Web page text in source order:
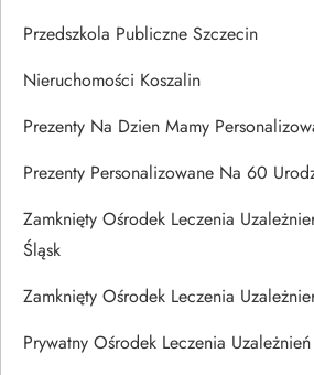
Przedszkola Publiczne Szczecin
Nieruchomości Koszalin
Prezenty Na Dzien Mamy
Prezenty Personalizowane Na 60
Zamknięty Ośrodek Leczenia
Śląsk
Zamknięty Ośrodek Leczenia
Prywatny Ośrodek Leczenia